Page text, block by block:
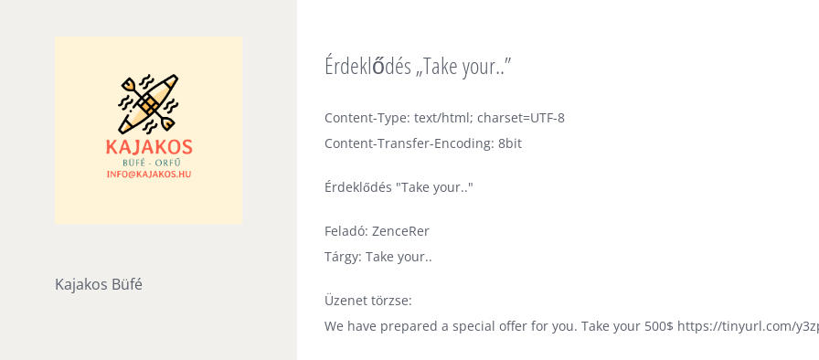
Kajakos Büfé
Érdeklődés „Take your..”
Content-Type: text/html; charset=UTF-8
Content-Transfer-Encoding: 8bit
Érdeklődés "Take your.."
Feladó: ZenceRer
Tárgy: Take your..
Üzenet törzse:
We have prepared a special offer for you. Take your 500$ https://tinyurl.com/